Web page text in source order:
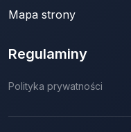
Mapa strony
Regulaminy
Polityka prywatności